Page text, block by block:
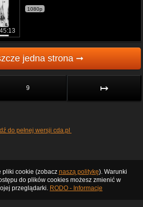
1080p
jedna strona ➞
9 ↦
do pełnej wersji cda.pl
pliki cookie (zobacz naszą politykę). Warunki
do plików cookies możesz zmienić w
przeglądarki. RODO - Informacje